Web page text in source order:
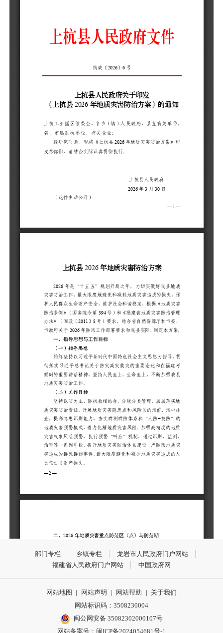
部门专栏 乡镇专栏
龙岩市人民政府门户网站
福建省人民政府门户网站
中国政府网
网站地图 | 网站声明 | 网站帮助 | 关于我们
网站标识码：3508230004
闽公网安备 35082302000107号
网站备案号： 闽ICP备2024054681号-1